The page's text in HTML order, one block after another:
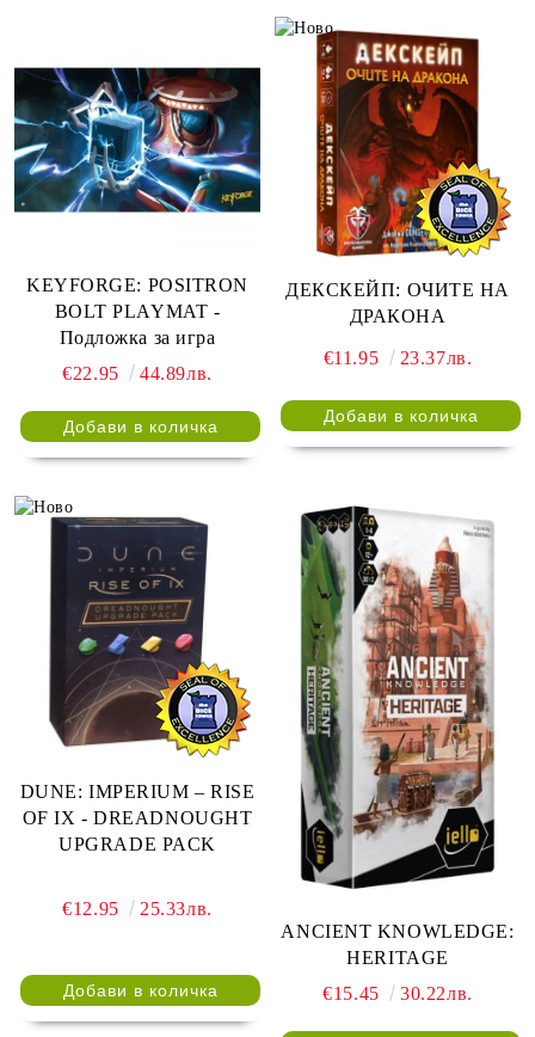
KEYFORGE: POSITRON
BOLT PLAYMAT -
Подложка за игра
€22.95
44.89лв.
ДЕКСКЕЙП: ОЧИТЕ НА
ДРАКОНА
€11.95 23.37лв.
DUNE: IMPERIUM – RISE
OF IX - DREADNOUGHT
UPGRADE PACK
€12.95
25.33лв.
ANCIENT KNOWLEDGE:
HERITAGE
€15.45
30.22лв.